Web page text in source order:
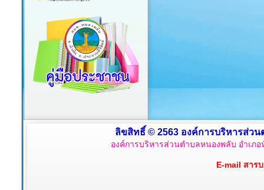
ลิขสิทธิ์ © 2563 องค์การบริหารส่ว
องค์การบริหารส่วนตำบลหนองพลับ อำเภ
E-mail สาร